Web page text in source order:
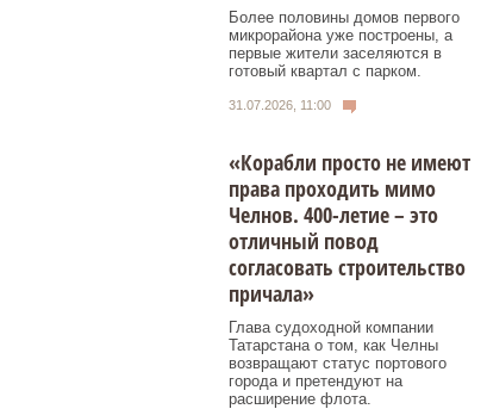
Более половины домов первого
микрорайона уже построены, а
первые жители заселяются в
готовый квартал с парком.
31.07.2026, 11:00
«Корабли просто не имеют
права проходить мимо
Челнов. 400-летие – это
отличный повод
согласовать строительство
причала»
Глава судоходной компании
Татарстана о том, как Челны
возвращают статус портового
города и претендуют на
расширение флота.